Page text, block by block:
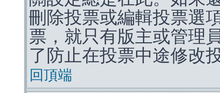
刪除投票或編輯投票選
票，就只有版主或管理
了防止在投票中途修改
回頂端